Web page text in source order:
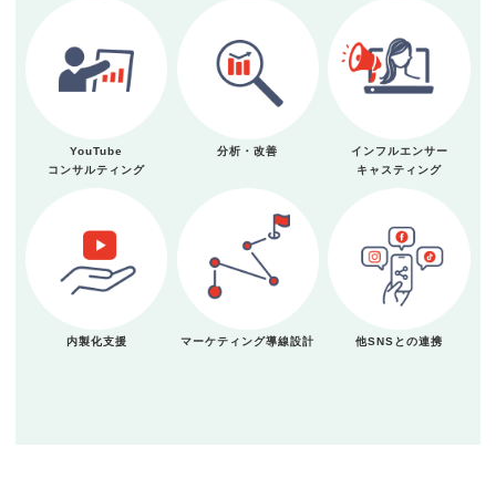
YouTube
コンサルティング
分析・改善
インフルエンサー
キャスティング
内製化支援 マーケティング導線設計 他SNSとの連携